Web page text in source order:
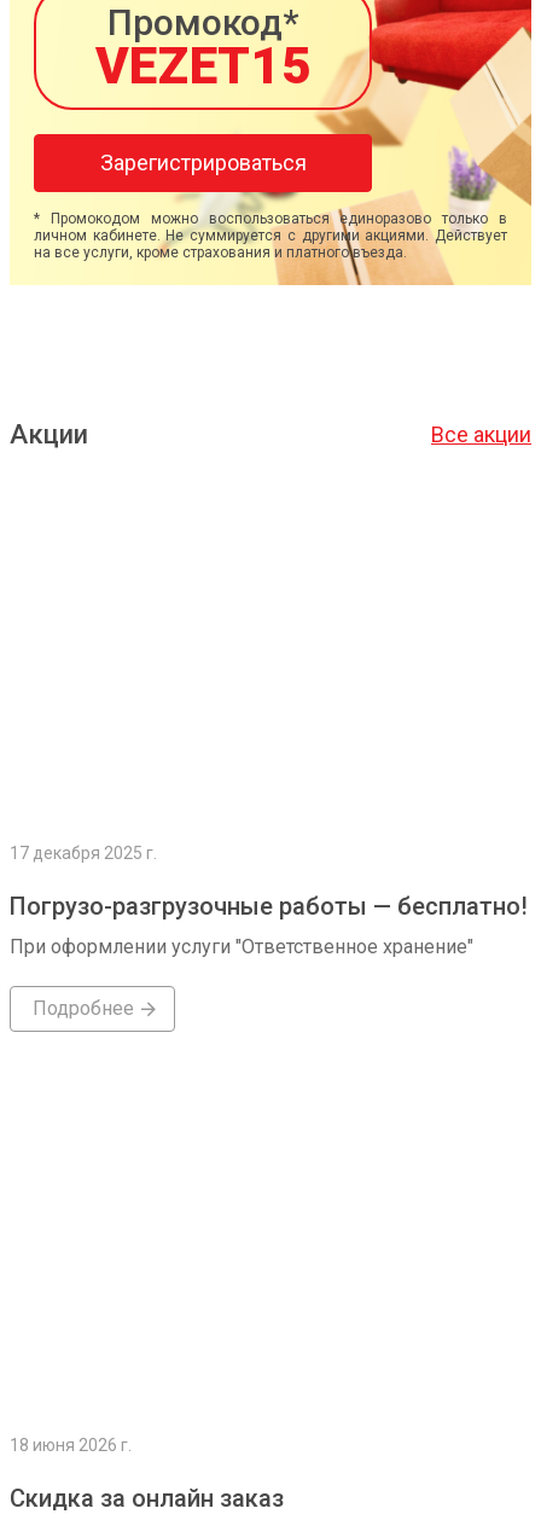
Промокод*
VEZET15
Зарегистрироваться
* Промокодом можно воспользоваться единоразово только в
личном кабинете. Не суммируется с другими акциями. Действует
на все услуги, кроме страхования и платного въезда.
Акции Все акции
17 декабря 2025 г.
Погрузо-разгрузочные работы — бесплатно!
При оформлении услуги "Ответственное хранение"
Подробнее
18 июня 2026 г.
Скидка за онлайн заказ